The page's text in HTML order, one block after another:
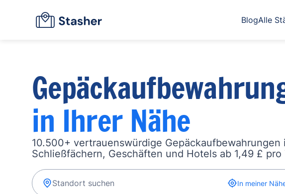
BlogAlle
in Ihrer Nähe
10.500+ vertrauenswürdige Gepäckaufbewahrungen
Schließfächern, Geschäften und Hotels ab 1,49 £ pro
In meiner